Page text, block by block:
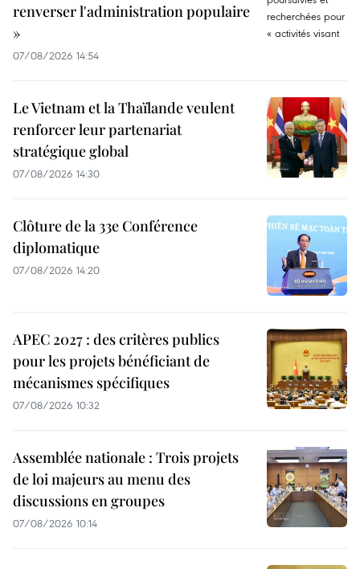
renverser l'administration populaire
»
07/08/2026 14:54
Le Vietnam et la Thaïlande veulent
renforcer leur partenariat
stratégique global
07/08/2026 14:30
Clôture de la 33e Conférence
diplomatique
07/08/2026 14:20
APEC 2027 : des critères publics
pour les projets bénéficiant de
mécanismes spécifiques
07/08/2026 10:32
Assemblée nationale : Trois projets
de loi majeurs au menu des
discussions en groupes
07/08/2026 10:14